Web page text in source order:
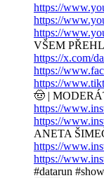
https://
https://
https://
VŠEM
https://x.com/
https://
https://
🤠 |
https://
https://
ANETA
https://
https://
#datarun